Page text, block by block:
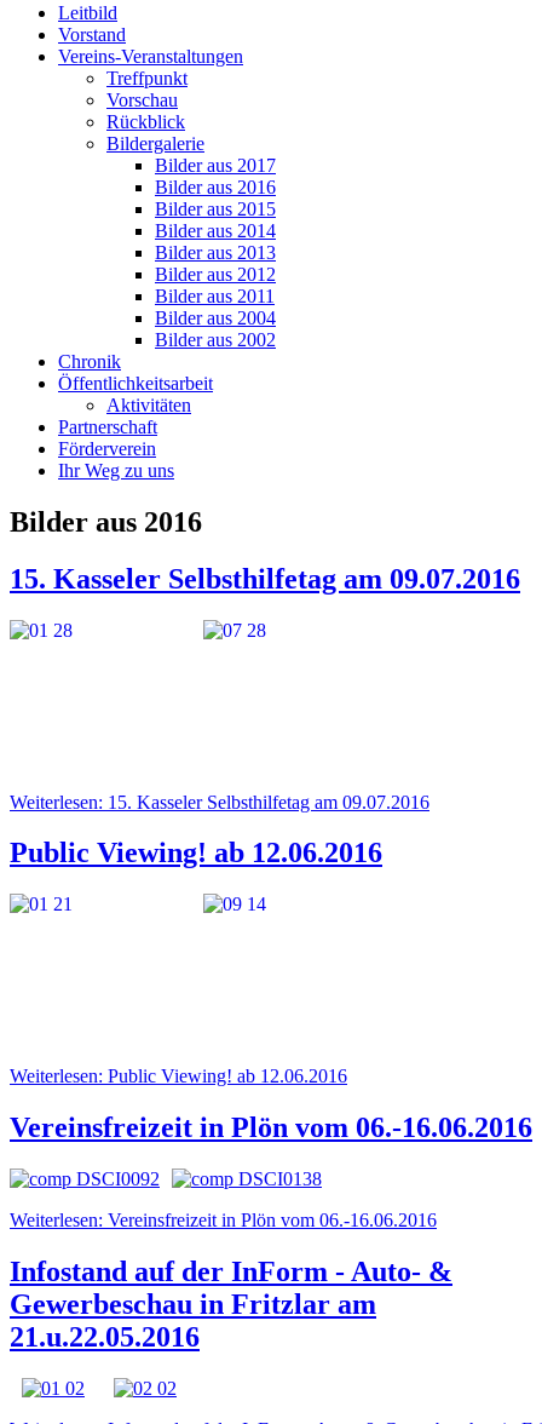
Leitbild
Vorstand
Vereins-Veranstaltungen
Treffpunkt
Vorschau
Rückblick
Bildergalerie
Bilder aus 2017
Bilder aus 2016
Bilder aus 2015
Bilder aus 2014
Bilder aus 2013
Bilder aus 2012
Bilder aus 2011
Bilder aus 2004
Bilder aus 2002
Chronik
Öffentlichkeitsarbeit
Aktivitäten
Partnerschaft
Förderverein
Ihr Weg zu uns
Bilder aus 2016
15. Kasseler Selbsthilfetag am 09.07.2016
Weiterlesen: 15. Kasseler Selbsthilfetag am 09.07.2016
Public Viewing! ab 12.06.2016
Weiterlesen: Public Viewing! ab 12.06.2016
Vereinsfreizeit in Plön vom 06.-16.06.2016
Weiterlesen: Vereinsfreizeit in Plön vom 06.-16.06.2016
Infostand auf der InForm - Auto- &
Gewerbeschau in Fritzlar am
21.u.22.05.2016